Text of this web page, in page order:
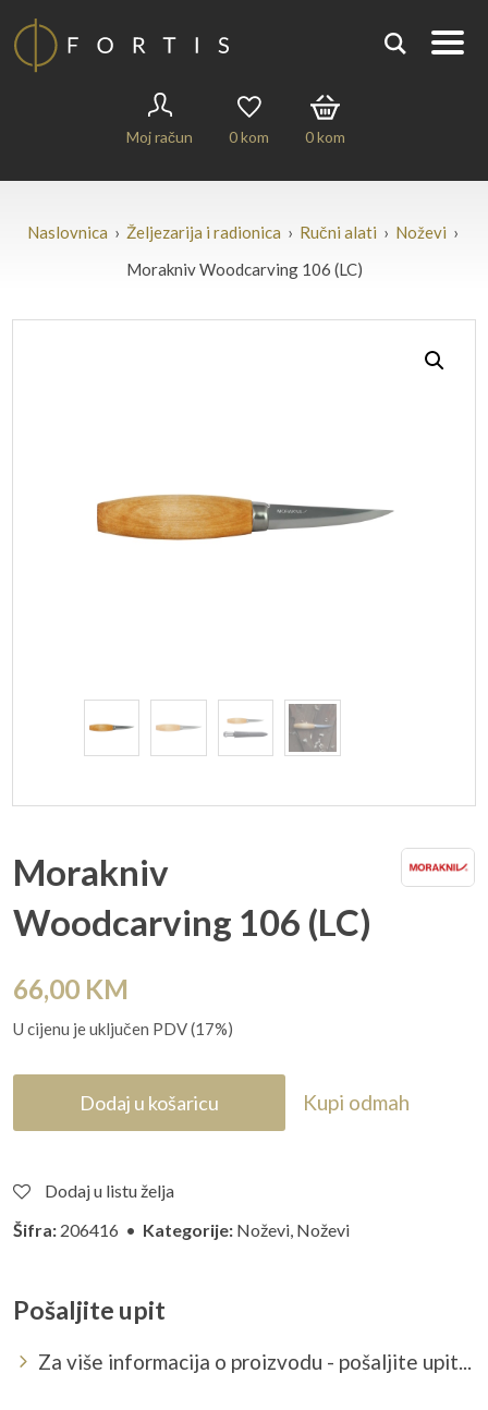
Moj račun 0kom 0kom
Naslovnica › Željezarija i radionica › Ručni alati › Noževi ›
Morakniv Woodcarving 106 (LC)
Morakniv
Woodcarving 106 (LC)
66,00 KM
U cijenu je uključen PDV (17%)
Dodaj u košaricu Kupi odmah
Dodaj u listu želja
Šifra: 206416 • Kategorije: Noževi Noževi
Pošaljite upit
Za više informacija o proizvodu - pošaljite upit...